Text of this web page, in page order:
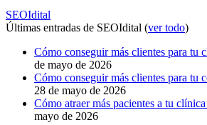
SEOIdital
Últimas entradas de SEOIdital (ver todo)
Cómo conseguir más clientes para tu
de mayo de 2026
Cómo conseguir más clientes para tu
28 de mayo de 2026
Cómo atraer más pacientes a tu
mayo de 2026